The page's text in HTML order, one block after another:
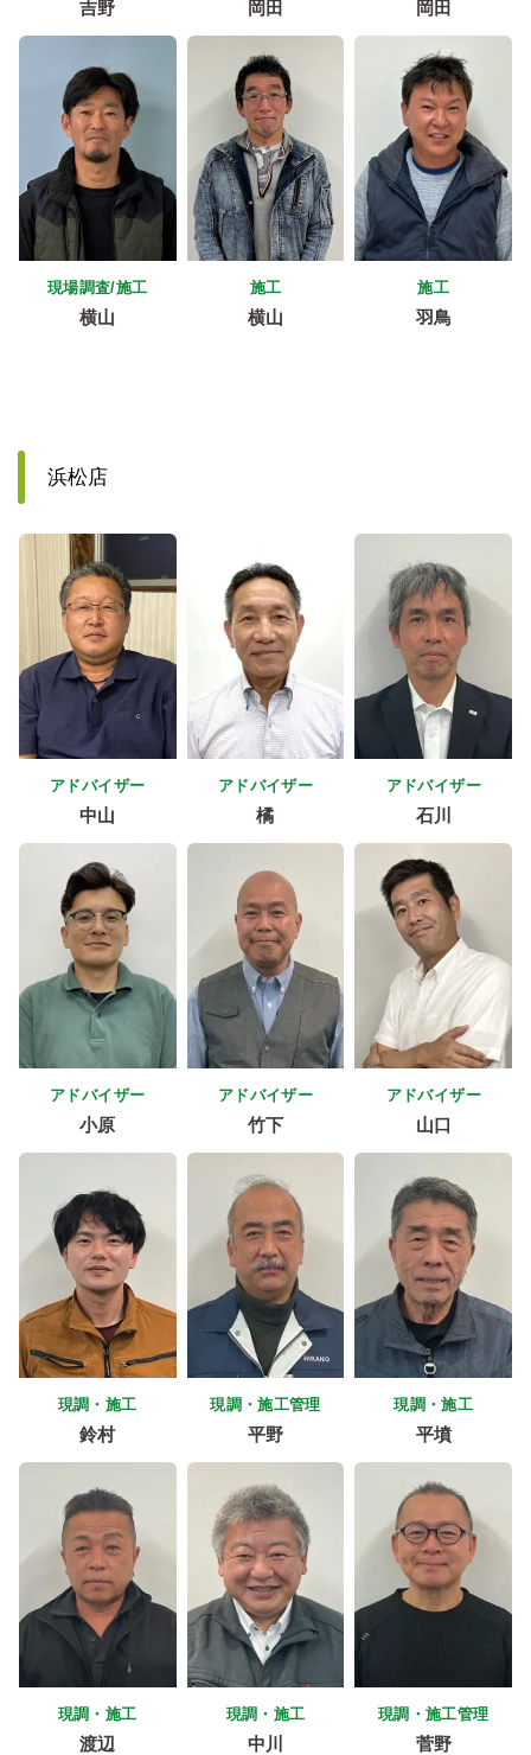
吉野 岡田 岡田
現場調査/施工
横山
施工
横山
施工
羽鳥
浜松店
アドバイザー
中山
アドバイザー
橘
アドバイザー
石川
アドバイザー
小原
アドバイザー
竹下
アドバイザー
山口
現調・施工
鈴村
現調・施工管理
平野
現調・施工
平墳
現調・施工
渡辺
現調・施工
中川
現調・施工管理
菅野